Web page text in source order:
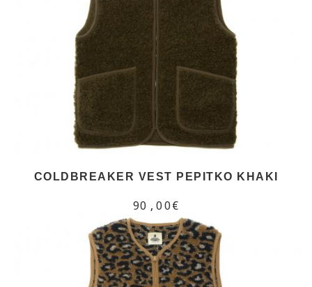
COLDBREAKER VEST PEPITKO KHAKI
90,00€